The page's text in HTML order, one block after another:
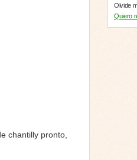
chantilly pronto,
Olvide
Quiero